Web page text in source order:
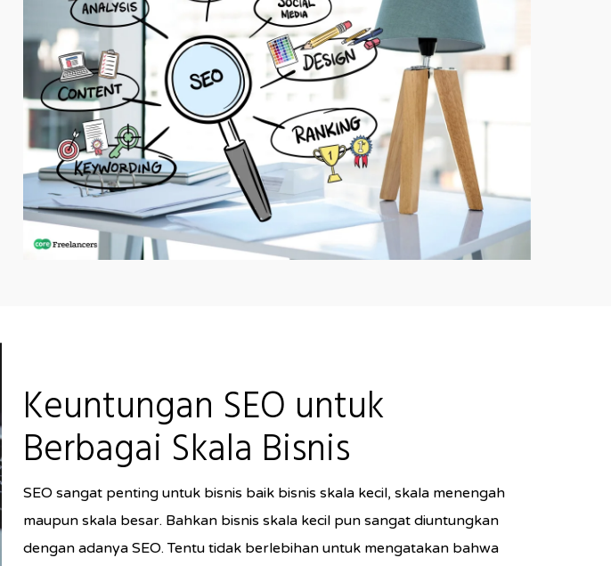
Keuntungan SEO untuk
Berbagai Skala Bisnis
SEO sangat penting untuk bisnis baik bisnis skala kecil, skala menengah
maupun skala besar. Bahkan bisnis skala kecil pun sangat diuntungkan
dengan adanya SEO. Tentu tidak berlebihan untuk mengatakan bahwa